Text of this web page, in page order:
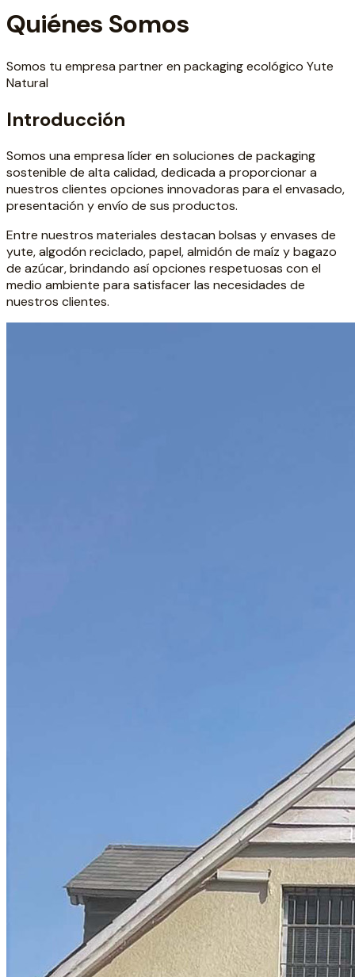
Quiénes Somos
Somos tu empresa partner en packaging ecológico Yute
Natural
Introducción
Somos una empresa líder en soluciones de packaging
sostenible de alta calidad, dedicada a proporcionar a
nuestros clientes opciones innovadoras para el envasado,
presentación y envío de sus productos.
Entre nuestros materiales destacan bolsas y envases de
yute, algodón reciclado, papel, almidón de maíz y bagazo
de azúcar, brindando así opciones respetuosas con el
medio ambiente para satisfacer las necesidades de
nuestros clientes.